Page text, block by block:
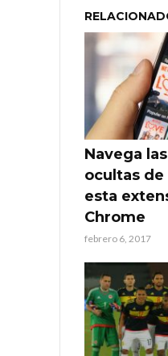
Navega
ocultas
esta
Chrome
febrero 6, 2017